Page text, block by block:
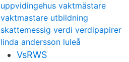
uppvidingehus vaktmästare
vaktmastare utbildning
skattemessig verdi verdipapirer
linda andersson luleå
VsRWS